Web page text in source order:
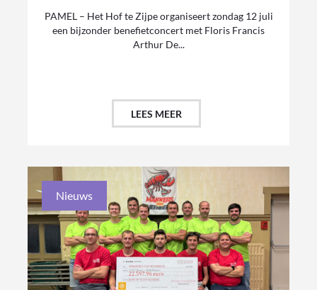
PAMEL – Het Hof te Zijpe organiseert zondag 12 juli
een bijzonder benefietconcert met Floris Francis
Arthur De...
LEES MEER
Nieuws